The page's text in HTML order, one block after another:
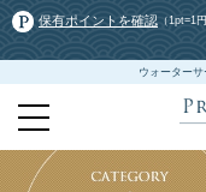
保有ポイントを確認 （1pt=1円
ウォーター